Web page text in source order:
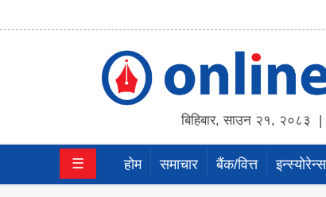
बिहिबार,साउन २१, २०८३ |
बैंक/
☰ होम समाचार बैंक/वित्त इन्स्योरेन्स